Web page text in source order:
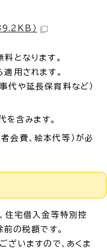
）
となります。
用されます。
代や延長保育料など）
含みます。
会費、絵本代等）が必
住宅借入金等特別控
の税額です。
いますので、あくま